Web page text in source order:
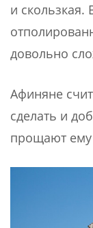
и скользкая.
довольно
Афиняне
сделать и
прощают ему